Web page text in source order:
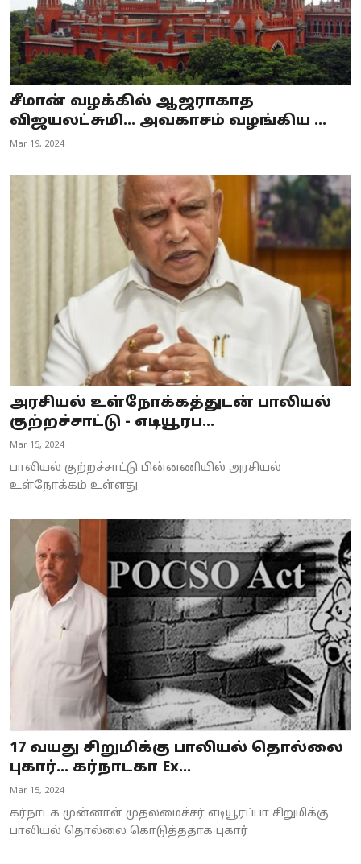
சீமான் வழக்கில் ஆஜராகாத
விஜயலட்சுமி... அவகாசம் வழங்கிய ...
Mar 19, 2024
அரசியல் உள்நோக்கத்துடன் பாலியல்
குற்றச்சாட்டு - எடியூரப...
Mar 15, 2024
பாலியல் குற்றச்சாட்டு பின்னணியில் அரசியல்
உள்நோக்கம் உள்ளது
17 வயது சிறுமிக்கு பாலியல் தொல்லை
புகார்... கர்நாடகா Ex...
Mar 15, 2024
கர்நாடக முன்னாள் முதலமைச்சர் எடியூரப்பா சிறுமிக்கு
பாலியல் தொல்லை கொடுத்ததாக புகார்